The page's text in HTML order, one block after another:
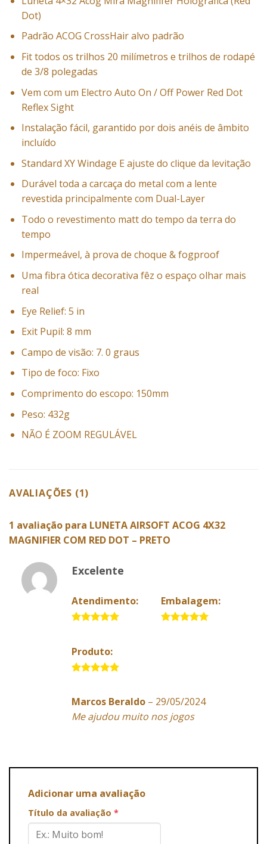
Dot)
Padrão ACOG CrossHair alvo padrão
Fit todos os trilhos 20 milímetros e trilhos de rodapé
de 3/8 polegadas
Vem com um Electro Auto On / Off Power Red Dot
Reflex Sight
Instalação fácil, garantido por dois anéis de âmbito
incluído
Standard XY Windage E ajuste do clique da levitação
Durável toda a carcaça do metal com a lente
revestida principalmente com Dual-Layer
Todo o revestimento matt do tempo da terra do
tempo
Impermeável, à prova de choque & fogproof
Uma fibra ótica decorativa fêz o espaço olhar mais
real
Eye Relief: 5 in
Exit Pupil: 8 mm
Campo de visão: 7. 0 graus
Tipo de foco: Fixo
Comprimento do escopo: 150mm
Peso: 432g
NÃO É ZOOM REGULÁVEL
AVALIAÇÕES (1)
1 avaliação para LUNETA AIRSOFT ACOG 4X32
MAGNIFIER COM RED DOT – PRETO
Excelente
Atendimento: Embalagem:
Produto:
Marcos Beraldo – 29/05/2024
Me ajudou muito nos jogos
Adicionar uma avaliação
Título da avaliação *